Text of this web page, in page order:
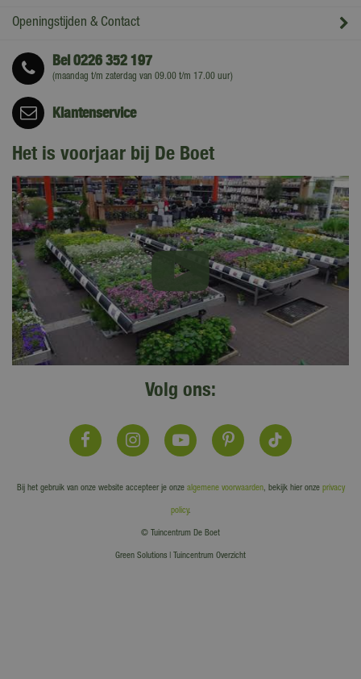
Openingstijden & Contact
Bel0226 352 197
(maandag t/m zaterdag van 09.00 t/m 17.00 uur)
Klantenservice
Het is voorjaar bij De Boet
Volg ons:
Bij het gebruik van onze website accepteer je onze algemene voorwaarden, bekijk hier onze privacy
policy.
© Tuincentrum De Boet
Green Solutions | Tuincentrum Overzicht